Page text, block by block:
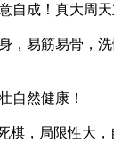
自成！真大周天
筋易骨，
自然健康！
局限性大